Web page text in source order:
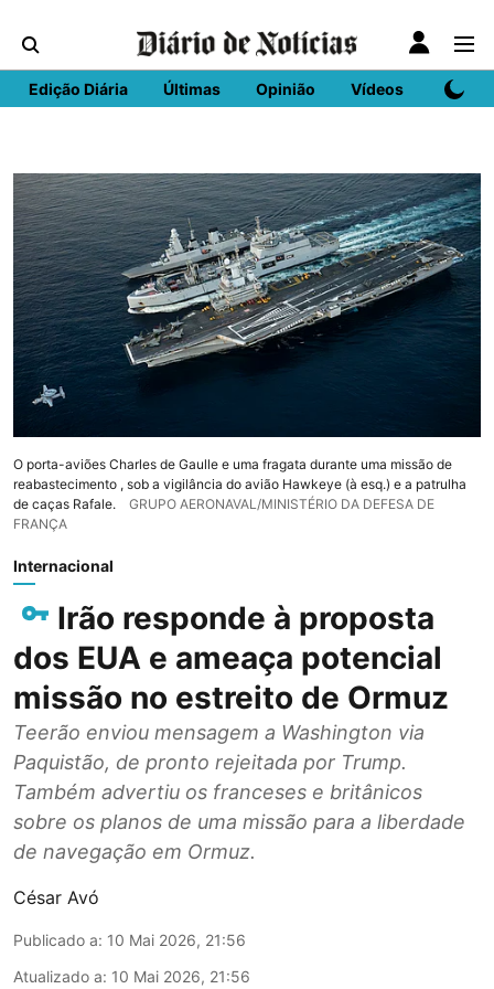
Edição Diária Últimas Opinião Vídeos DN
O porta-aviões Charles de Gaulle e uma fragata durante uma missão de
reabastecimento , sob a vigilância do avião Hawkeye (à esq.) e a patrulha
de caças Rafale.
GRUPO AERONAVAL/MINISTÉRIO DA DEFESA DE
FRANÇA
Internacional
Irão responde à proposta
dos EUA e ameaça potencial
missão no estreito de Ormuz
Teerão enviou mensagem a Washington via
Paquistão, de pronto rejeitada por Trump.
Também advertiu os franceses e britânicos
sobre os planos de uma missão para a liberdade
de navegação em Ormuz.
César Avó
Publicado a: 10 Mai 2026, 21:56
Atualizado a: 10 Mai 2026, 21:56